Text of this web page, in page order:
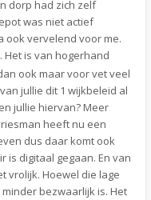
dorp had zich zelf
was niet actief
ook vervelend voor me.
Het is van hogerhand
ook maar voor vet veel
jullie dit 1 wijkbeleid al
jullie hiervan? Meer
heeft nu een
dus daar komt ook
is digitaal gegaan. En van
vrolijk. Hoewel die lage
bezwaarlijk is. Het